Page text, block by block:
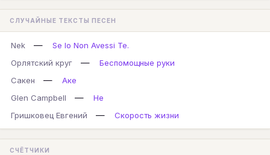
СЛУЧАЙНЫЕ ТЕКСТЫ ПЕСЕН
Nek —
Se Io Non Avessi Te.
Орлятский круг
—
Беспомощные руки
Сакен
—
Аке
Glen Campbell
—
He
Гришковец Евгений
— Скорость жизни
СЧЁТЧИКИ